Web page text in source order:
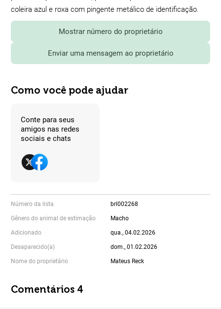
coleira azul e roxa com pingente metálico de identificação.
Mostrar número do proprietário
Enviar uma mensagem ao proprietário
Como você pode ajudar
Conte para seus
amigos nas redes
sociais e chats
Número da lista brl002268
Gênero do animal de estimação Macho
Adicionado qua., 04.02.2026
Desaparecido(a) dom., 01.02.2026
Nome do proprietário Mateus Reck
Comentários 4